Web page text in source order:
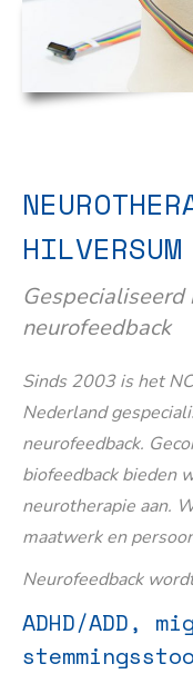
HILVERSUM
Gespecialiseerd
neurofeedback
Sinds 2003 is het
Nederland
neurofeedback.
biofeedback bieden
neurotherapie aan.
maatwerk en
Neurofeedback
ADHD/ADD,